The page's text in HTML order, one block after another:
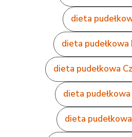
dieta
dieta
dieta pudełkowa
dieta
dieta